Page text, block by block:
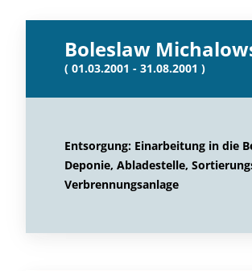
Boleslaw
( 01.03.2001 - 31.08.2001 )
Entsorgung: Einarbeitung in die
Deponie, Abladestelle,
Verbrennungsanlage